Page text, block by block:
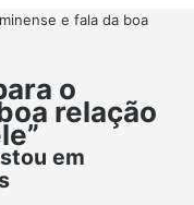
e fala da boa
o
relação
em